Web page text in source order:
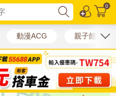
0
動漫ACG 親子館